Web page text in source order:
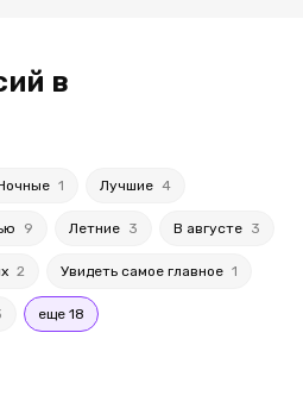
в
1 Лучшие 4
9 Летние 3 В августе 3
2 Увидеть самое главное 1
еще 18